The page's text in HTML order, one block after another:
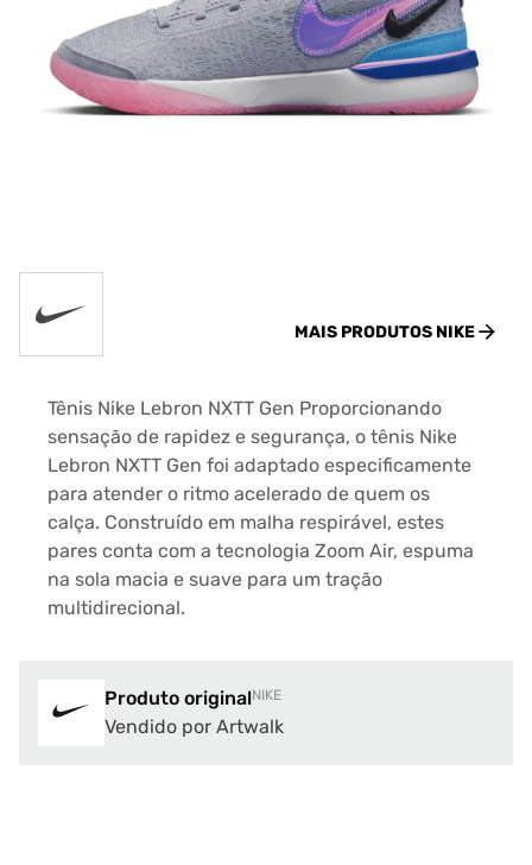
MAIS PRODUTOS NIKE
Tênis Nike Lebron NXTT Gen Proporcionando
sensação de rapidez e segurança, o tênis Nike
Lebron NXTT Gen foi adaptado especificamente
para atender o ritmo acelerado de quem os
calça. Construído em malha respirável, estes
pares conta com a tecnologia Zoom Air, espuma
na sola macia e suave para um tração
multidirecional.
Produto originalNIKE
Vendido por Artwalk